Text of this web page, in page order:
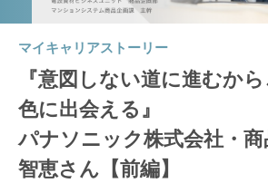
マイキャリアストーリー
『意図しない道に進むか
色に出会える』
パナソニック株式会社・
智恵さん【前編】